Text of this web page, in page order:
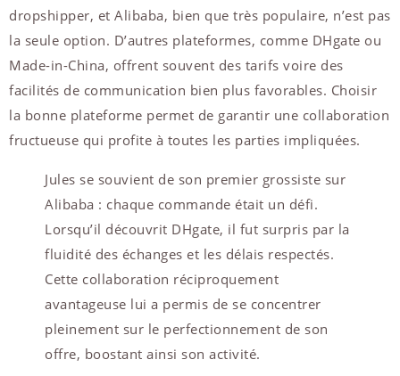
dropshipper, et Alibaba, bien que très populaire, n’est pas
la seule option. D’autres plateformes, comme DHgate ou
Made-in-China, offrent souvent des tarifs voire des
facilités de communication bien plus favorables. Choisir
la bonne plateforme permet de garantir une collaboration
fructueuse qui profite à toutes les parties impliquées.
Jules se souvient de son premier grossiste sur
Alibaba : chaque commande était un défi.
Lorsqu’il découvrit DHgate, il fut surpris par la
fluidité des échanges et les délais respectés.
Cette collaboration réciproquement
avantageuse lui a permis de se concentrer
pleinement sur le perfectionnement de son
offre, boostant ainsi son activité.